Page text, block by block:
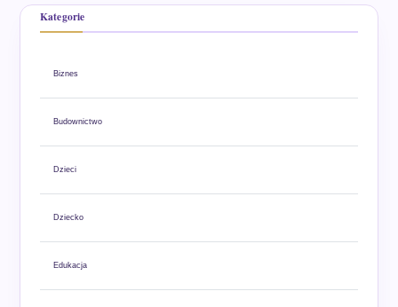
Kategorie
Biznes
Budownictwo
Dzieci
Dziecko
Edukacja